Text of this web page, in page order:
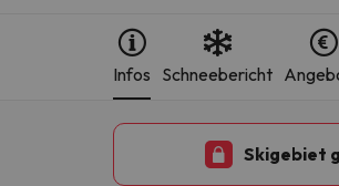
Infos Schneebericht
Skigebiet